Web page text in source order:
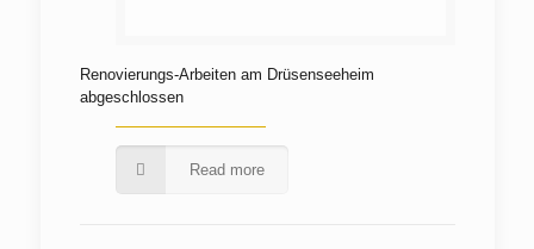
Renovierungs-Arbeiten am Drüsenseeheim
abgeschlossen
Read more